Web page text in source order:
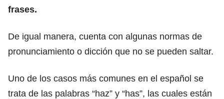
frases.
De igual manera, cuenta con algunas normas de
pronunciamiento o dicción que no se pueden saltar.
Uno de los casos más comunes en el español se
trata de las palabras “haz” y “has”, las cuales están